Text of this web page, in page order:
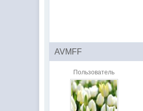
AVMFF
Пользователь